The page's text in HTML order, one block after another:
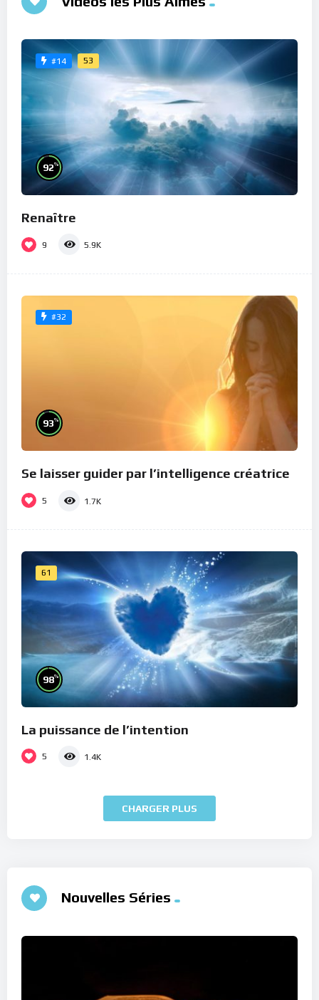
#14 53
92%
Renaître
9 5.9K
#32
93%
Se laisser guider par l’intelligence créatrice
5 1.7K
61
98%
La puissance de l’intention
5 1.4K
CHARGER PLUS
Nouvelles Séries